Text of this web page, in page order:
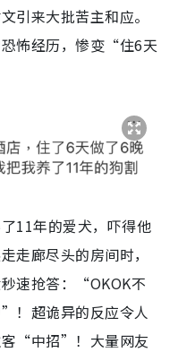
引来大批苦主和应。
怖经历，惨变“住6天
11年的爱犬，吓得他
走廊尽头的房间时，
速抢答：“OKOK不
！超诡异的反应令人
客“中招”！大量网友